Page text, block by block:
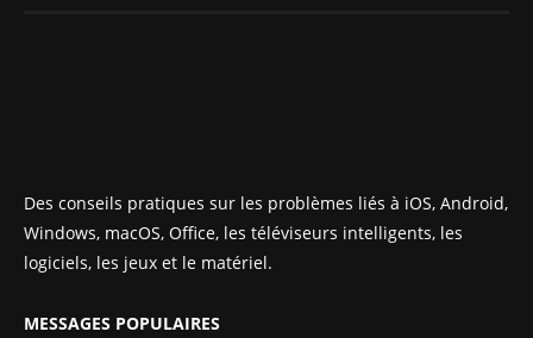
Des conseils pratiques sur les problèmes liés à iOS, Android,
Windows, macOS, Office, les téléviseurs intelligents, les
logiciels, les jeux et le matériel.
MESSAGES POPULAIRES